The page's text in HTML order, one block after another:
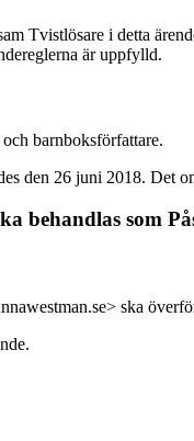
Tvistlösare i detta
är uppfylld.
barnboksförfattare.
den 26 juni 2018. Det
behandlas som
ska